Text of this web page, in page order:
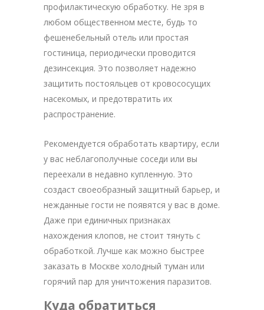
профилактическую обработку. Не зря в
любом общественном месте, будь то
фешенебельный отель или простая
гостиница, периодически проводится
дезинсекция. Это позволяет надежно
защитить постояльцев от кровососущих
насекомых, и предотвратить их
распространение.
Рекомендуется обработать квартиру, если
у вас неблагополучные соседи или вы
переехали в недавно купленную. Это
создаст своеобразный защитный барьер, и
нежданные гости не появятся у вас в доме.
Даже при единичных признаках
нахождения клопов, не стоит тянуть с
обработкой. Лучше как можно быстрее
заказать в Москве холодный туман или
горячий пар для уничтожения паразитов.
Куда обратиться